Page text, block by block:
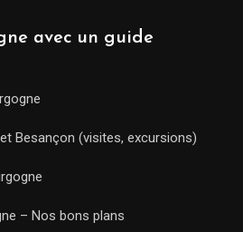
avec un guide
Besançon (visites, excursions)
– Nos bons plans